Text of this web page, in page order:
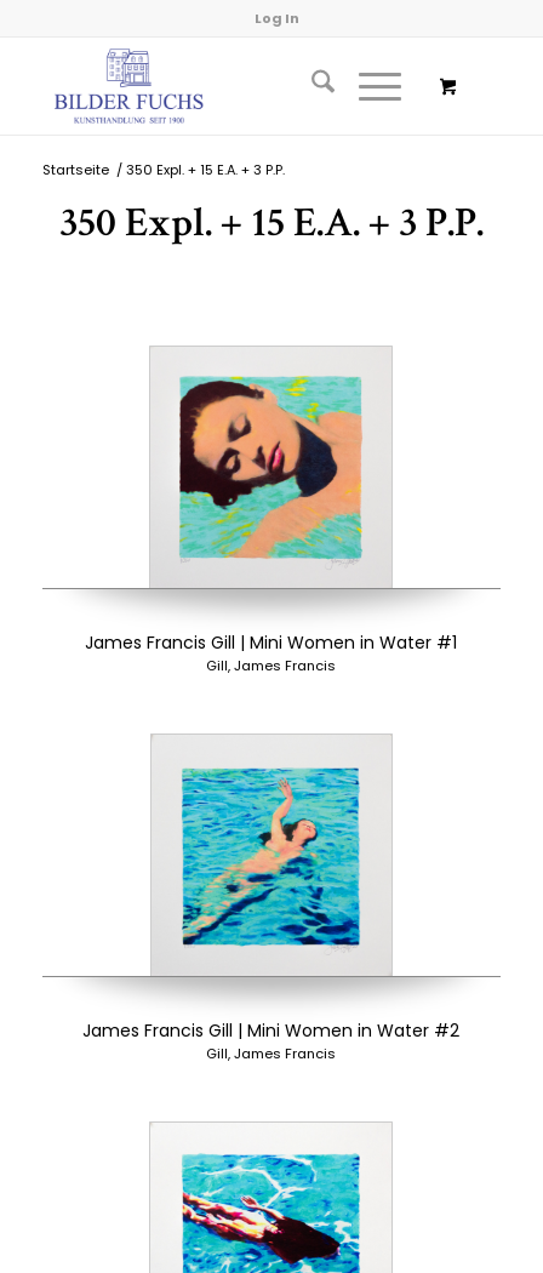
Log In
Startseite / 350 Expl. + 15 E.A. + 3 P.P.
350 Expl. + 15 E.A. + 3 P.P.
James Francis Gill | Mini Women in Water #1
Gill, James Francis
James Francis Gill | Mini Women in Water #2
Gill, James Francis